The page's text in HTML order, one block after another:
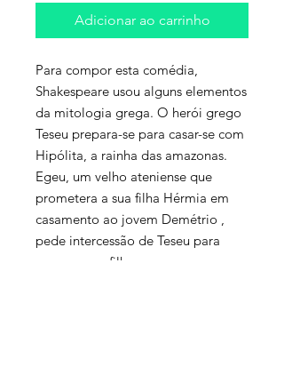
Adicionar ao carrinho
Para compor esta comédia,
Shakespeare usou alguns elementos
da mitologia grega. O herói grego
Teseu prepara-se para casar-se com
Hipólita, a rainha das amazonas.
Egeu, um velho ateniense que
prometera a sua filha Hérmia em
casamento ao jovem Demétrio ,
pede intercessão de Teseu para
convencer a filha, que ama